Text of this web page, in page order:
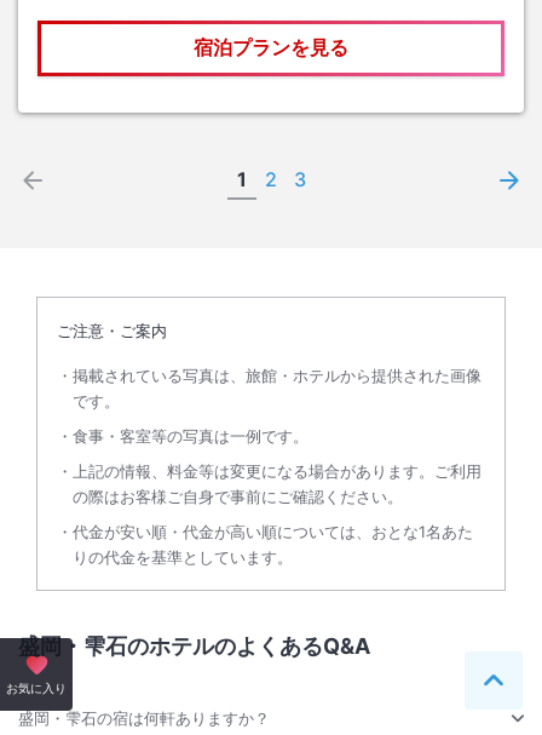
宿泊プランを見る
1 2 3
ご注意・ご案内
掲載されている写真は、旅館・ホテルから提供された画像
です。
食事・客室等の写真は一例です。
上記の情報、料金等は変更になる場合があります。ご利用
の際はお客様ご自身で事前にご確認ください。
代金が安い順・代金が高い順については、おとな1名あた
りの代金を基準としています。
お気に入り ペー
盛岡・雫石のホテルのよくあるQ&A
盛岡・雫石の宿は何軒ありますか？